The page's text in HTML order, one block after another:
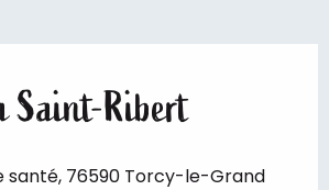
Saint-Ribert
santé, 76590 Torcy-le-Grand